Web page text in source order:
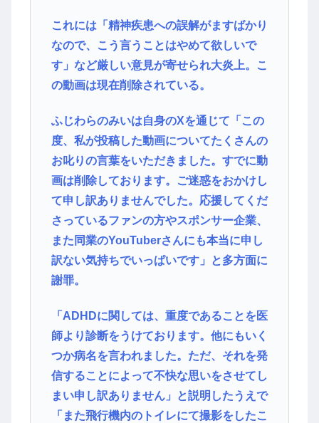
これには「精神疾患への誤解がますばかり
なので、こう言うことはやめて欲しいで
す」など厳しい意見が寄せられ大炎上。こ
の動画は現在削除されている。
ふじわらのみいは自身のXを通じて「この
度、私が投稿した動画についてたくさんの
お叱りの言葉をいただきました。すでに動
画は削除しております。ご迷惑をおかけし
て申し訳ありませんでした。応援してくだ
さっているファンの方やスポンサー企業、
また同業のYouTuberさんにも本当に申し
訳ない気持ちでいっぱいです」と多方面に
謝罪。
「ADHDに関しては、重度であることを医
師より診断をうけております。他にもいく
つか病名を言われました。ただ、それを発
信することによって不快な思いをさせてし
まい申し訳ありません」と説明したうえで
「また飛行機内のトイレにて撮影をしたこ